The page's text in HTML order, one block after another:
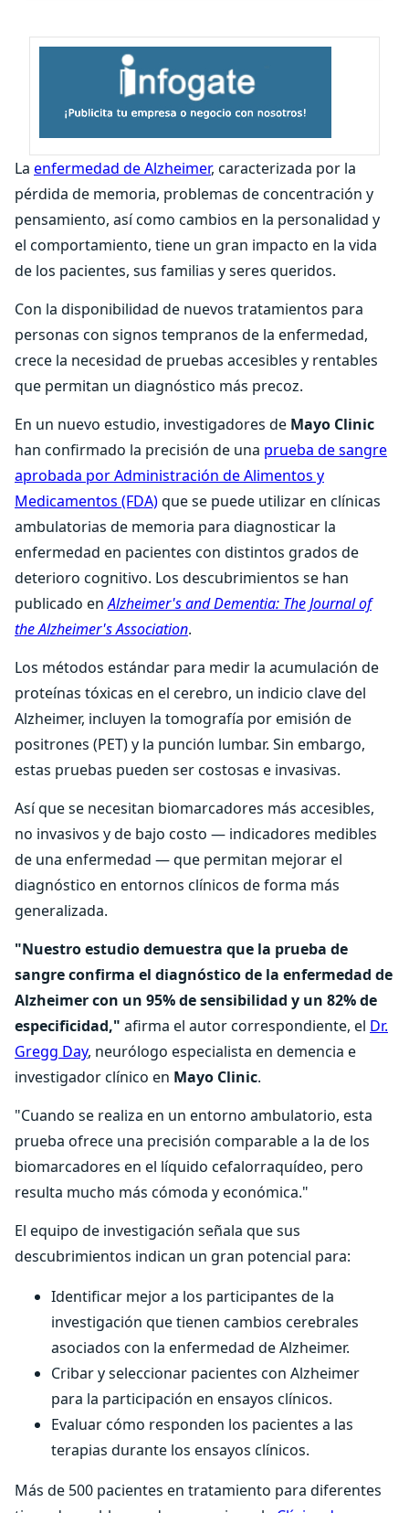
La enfermedad de Alzheimer, caracterizada por la
pérdida de memoria, problemas de concentración y
pensamiento, así como cambios en la personalidad y
el comportamiento, tiene un gran impacto en la vida
de los pacientes, sus familias y seres queridos.
Con la disponibilidad de nuevos tratamientos para
personas con signos tempranos de la enfermedad,
crece la necesidad de pruebas accesibles y rentables
que permitan un diagnóstico más precoz.
En un nuevo estudio, investigadores de Mayo Clinic
han confirmado la precisión de una prueba de sangre
aprobada por Administración de Alimentos y
Medicamentos (FDA)que se puede utilizar en clínicas
ambulatorias de memoria para diagnosticar la
enfermedad en pacientes con distintos grados de
deterioro cognitivo. Los descubrimientos se han
publicado enAlzheimer's and Dementia: The Journal of
the Alzheimer's Association.
Los métodos estándar para medir la acumulación de
proteínas tóxicas en el cerebro, un indicio clave del
Alzheimer, incluyen la tomografía por emisión de
positrones (PET) y la punción lumbar. Sin embargo,
estas pruebas pueden ser costosas e invasivas.
Así que se necesitan biomarcadores más accesibles,
no invasivos y de bajo costo — indicadores medibles
de una enfermedad — que permitan mejorar el
diagnóstico en entornos clínicos de forma más
generalizada.
"Nuestro estudio demuestra que la prueba de
sangre confirma el diagnóstico de la enfermedad de
Alzheimer con un 95% de sensibilidad y un 82% de
especificidad," afirma el autor correspondiente, el Dr.
Gregg Day, neurólogo especialista en demencia e
investigador clínico en Mayo Clinic.
"Cuando se realiza en un entorno ambulatorio, esta
prueba ofrece una precisión comparable a la de los
biomarcadores en el líquido cefalorraquídeo, pero
resulta mucho más cómoda y económica."
El equipo de investigación señala que sus
descubrimientos indican un gran potencial para:
Identificar mejor a los participantes de la
investigación que tienen cambios cerebrales
asociados con la enfermedad de Alzheimer.
Cribar y seleccionar pacientes con Alzheimer
para la participación en ensayos clínicos.
Evaluar cómo responden los pacientes a las
terapias durante los ensayos clínicos.
Más de 500 pacientes en tratamiento para diferentes